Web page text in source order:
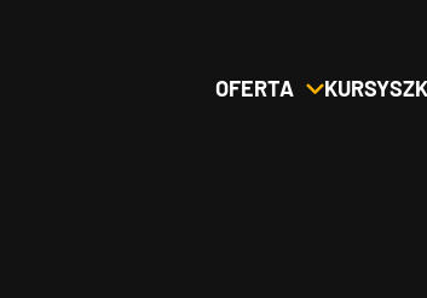
OFERTA KURSY